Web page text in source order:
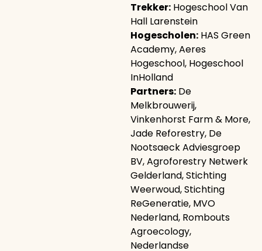
Trekker:Hogeschool Van
Hall Larenstein
Hogescholen:HAS Green
Academy, Aeres
Hogeschool, Hogeschool
InHolland
Partners:De
Melkbrouwerij,
Vinkenhorst Farm & More,
Jade Reforestry, De
Nootsaeck Adviesgroep
BV, Agroforestry Netwerk
Gelderland, Stichting
Weerwoud, Stichting
ReGeneratie, MVO
Nederland, Rombouts
Agroecology,
Nederlandse